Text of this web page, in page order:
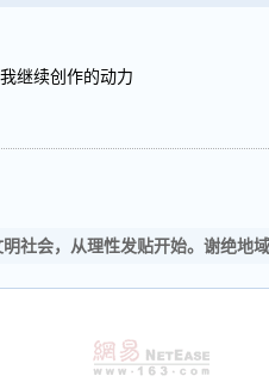
继续创作的动力
明社会，从理性发贴开始。谢绝地